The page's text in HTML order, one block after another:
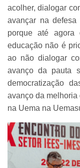
acolher, dialogar
avançar na
porque até agora
educação não é
ao não dialogar
avanço da pauta
democratização
avanço da
na Uema na